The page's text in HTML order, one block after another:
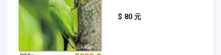
$ 80 元